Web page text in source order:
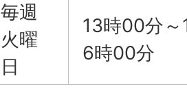
毎週
火曜
日
13時00分～
6時00分